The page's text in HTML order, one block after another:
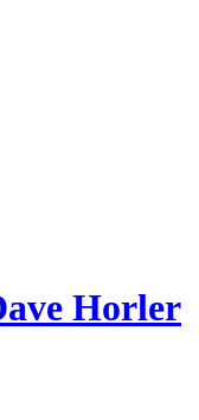
Horler